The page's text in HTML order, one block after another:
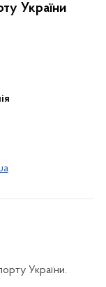
України
України.